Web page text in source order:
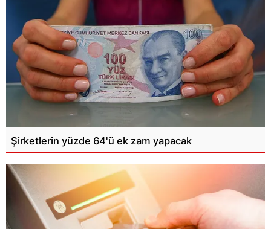
Şirketlerin yüzde 64'ü ek zam yapacak